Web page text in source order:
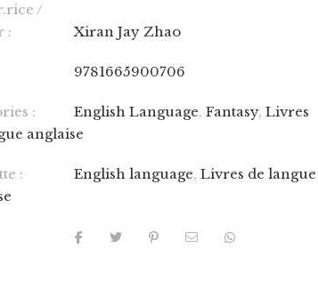
/
:
Xiran Jay Zhao
9781665900706
: English Language,Fantasy,Livres
anglaise
: English language,Livres de langue